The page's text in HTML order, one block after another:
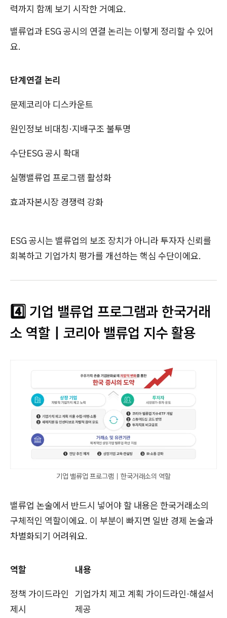
력까지 함께 보기 시작한 거예요.
밸류업과 ESG 공시의 연결 논리는 이렇게 정리할 수 있어
요.
단계연결 논리
문제코리아 디스카운트
원인정보 비대칭·지배구조 불투명
수단ESG 공시 확대
실행밸류업 프로그램 활성화
효과자본시장 경쟁력 강화
ESG 공시는 밸류업의 보조 장치가 아니라 투자자 신뢰를
회복하고 기업가치 평가를 개선하는 핵심 수단이에요.
4️⃣ 기업 밸류업 프로그램과 한국거래
소 역할｜코리아 밸류업 지수 활용
기업 밸류업 프로그램｜한국거래소의 역할
밸류업 논술에서 반드시 넣어야 할 내용은 한국거래소의
구체적인 역할이에요. 이 부분이 빠지면 일반 경제 논술과
차별화되기 어려워요.
역할 내용
정책 가이드라인
제시
기업가치 제고 계획 가이드라인·해설서
제공